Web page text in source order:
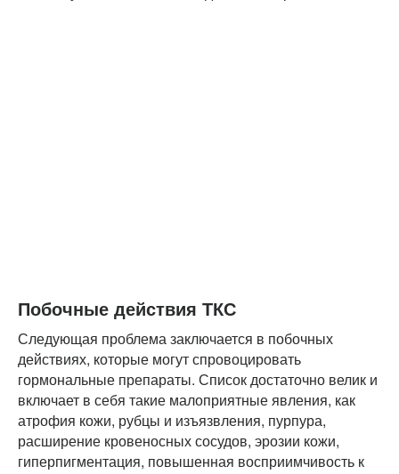
Побочные действия ТКС
Следующая проблема заключается в побочных
действиях, которые могут спровоцировать
гормональные препараты. Список достаточно велик и
включает в себя такие малоприятные явления, как
атрофия кожи, рубцы и изъязвления, пурпура,
расширение кровеносных сосудов, эрозии кожи,
гиперпигментация, повышенная восприимчивость к